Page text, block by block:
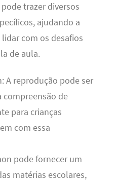
trazer diversos
ajudando a
com os desafios
de aula.
A reprodução pode ser
compreensão de
para crianças
com essa
pode fornecer um
matérias escolares,